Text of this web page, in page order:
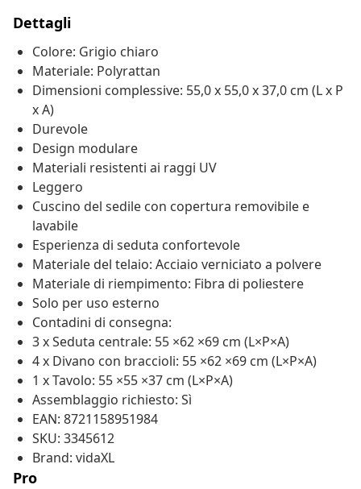
Dettagli
Colore: Grigio chiaro
Materiale: Polyrattan
Dimensioni complessive: 55,0 x 55,0 x 37,0 cm (L x P
x A)
Durevole
Design modulare
Materiali resistenti ai raggi UV
Leggero
Cuscino del sedile con copertura removibile e
lavabile
Esperienza di seduta confortevole
Materiale del telaio: Acciaio verniciato a polvere
Materiale di riempimento: Fibra di poliestere
Solo per uso esterno
Contadini di consegna:
3 x Seduta centrale: 55 ×62 ×69 cm (L×P×A)
4 x Divano con braccioli: 55 ×62 ×69 cm (L×P×A)
1 x Tavolo: 55 ×55 ×37 cm (L×P×A)
Assemblaggio richiesto: Sì
EAN: 8721158951984
SKU: 3345612
Brand: vidaXL
Pro